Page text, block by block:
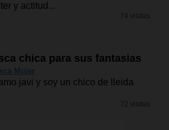
y actitud...
74 visitas
chica para sus fantasias
Mujer
javi y soy un chico de lleida
72 visitas